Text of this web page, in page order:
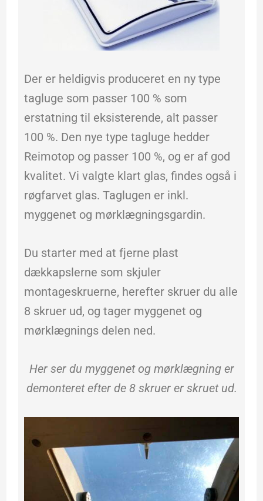
Der er heldigvis produceret en ny type
tagluge som passer 100 % som
erstatning til eksisterende, alt passer
100 %. Den nye type tagluge hedder
Reimotop og passer 100 %, og er af god
kvalitet. Vi valgte klart glas, findes også i
røgfarvet glas. Taglugen er inkl.
myggenet og mørklægningsgardin.
Du starter med at fjerne plast
dækkapslerne som skjuler
montageskruerne, herefter skruer du alle
8 skruer ud, og tager myggenet og
mørklægnings delen ned.
Her ser du myggenet og mørklægning er
demonteret efter de 8 skruer er skruet ud.